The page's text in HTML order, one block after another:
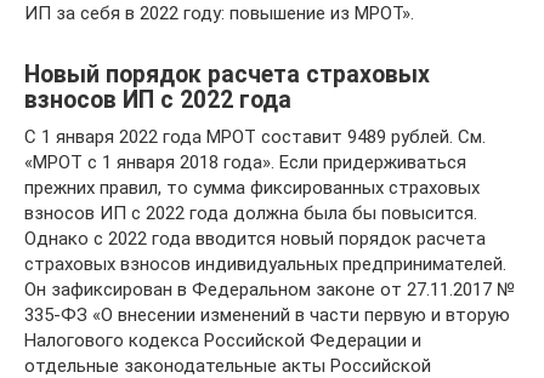
ИП за себя в 2022 году: повышение из МРОТ».
Новый порядок расчета страховых
взносов ИП с 2022 года
С 1 января 2022 года МРОТ составит 9489 рублей. См.
«МРОТ с 1 января 2018 года». Если придерживаться
прежних правил, то сумма фиксированных страховых
взносов ИП с 2022 года должна была бы повысится.
Однако с 2022 года вводится новый порядок расчета
страховых взносов индивидуальных предпринимателей.
Он зафиксирован в Федеральном законе от 27.11.2017 №
335-ФЗ «О внесении изменений в части первую и вторую
Налогового кодекса Российской Федерации и
отдельные законодательные акты Российской